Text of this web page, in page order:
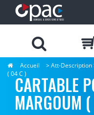
Accueil
> Att-Description
( 04 C )CARTABLE
MARGOUM